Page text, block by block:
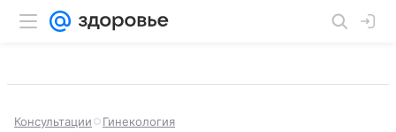
Консультации Гинекология